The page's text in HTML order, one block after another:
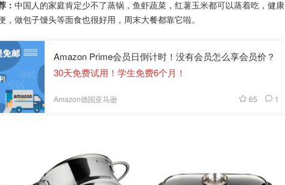
： 中国人的家庭肯定少不了蒸锅，鱼虾蔬菜，红薯玉米都可以蒸着吃，健康
，做包子馒头等面食也很好用，周末大餐都靠它啦。
Amazon Prime会员日倒计时！没有会员怎么享会员价？
30天免费试用！学生免费6个月！
Amazon德国亚马逊 65 1